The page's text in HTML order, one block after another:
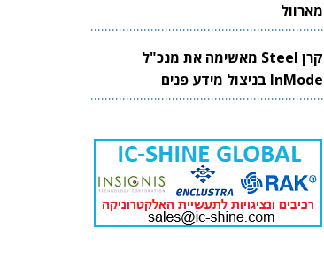
מארוול
קרן Steel מאשימה את מנכ"ל
InMode בניצול מידע פנים